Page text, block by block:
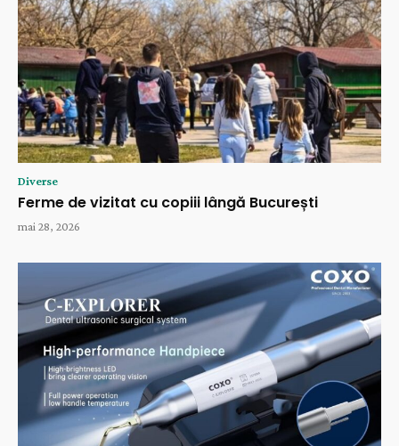
Diverse
Ferme de vizitat cu copiii lângă București
mai 28, 2026